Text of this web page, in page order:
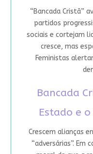
“Bancada Cristã”
partidos
sociais e cortejam
cresce, mas
Feministas
Bancada
Estado e
Crescem alianças
“adversárias”. Em